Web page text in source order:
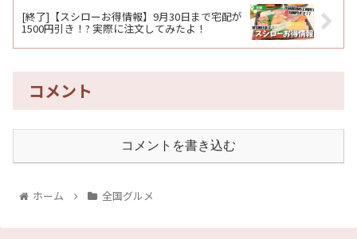
[終了]【スシローお得情報】9月30日まで宅配が
1500円引き！? 実際に注文してみたよ！
コメント
コメントを書き込む
ホーム 全国グルメ